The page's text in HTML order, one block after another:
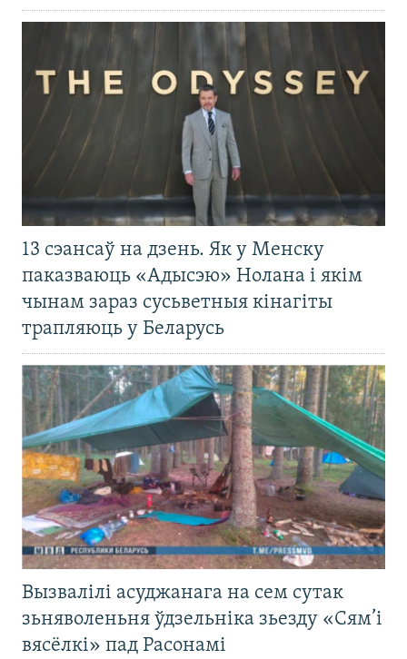
13 сэансаў на дзень. Як у Менску
паказваюць «Адысэю» Нолана і якім
чынам зараз сусьветныя кінагіты
трапляюць у Беларусь
Вызвалілі асуджанага на сем сутак
зьняволеньня ўдзельніка зьезду «Сям’і
вясёлкі» пад Расонамі